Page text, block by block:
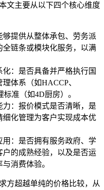
文主要从以下四个核心维度
提供从整体承包、劳务派
链条或模块化服务，以满
：是否具备并严格执行国
体系（如HACCP、
准（如4D厨房）。
：报价模式是否清晰，是
化管理为客户实现成本优
：是否拥有服务政府、学
的成熟经验，以及是否运
消费体验。
方超越单纯的价格比较，从